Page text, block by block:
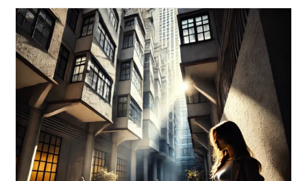
Und
Linien.
Fibonacci
Spirale
Und
Goldener
Schnitt
Fototipp